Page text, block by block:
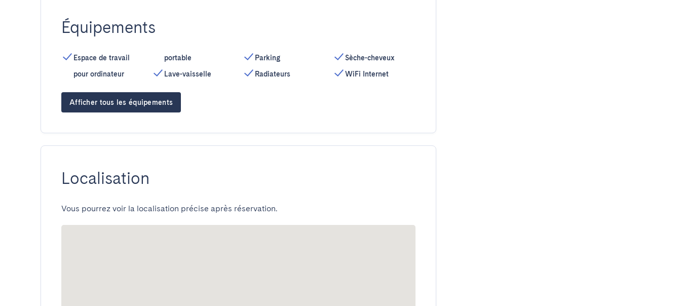
Équipements
Espace de travail
pour ordinateur
portable
Lave-vaisselle
Parking
Radiateurs
Sèche-cheveux
WiFi Internet
Afficher tous les équipements
Localisation
Vous pourrez voir la localisation précise après réservation.